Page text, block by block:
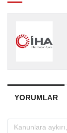
YORUMLAR